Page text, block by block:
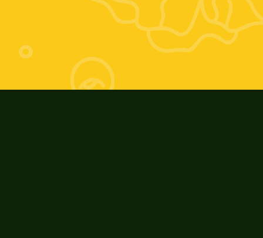
Sabato 9-13
Orario invernale:
Giovedì 16-19; Venerdì 9-13 e 16-19;
Sabato: 9-13